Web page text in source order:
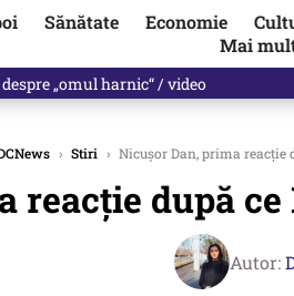
Sănătate Economie
Mai
a ales praful de tot!” Eugen
› Stiri › Nicușor Dan, prima
reacție după
Autor: